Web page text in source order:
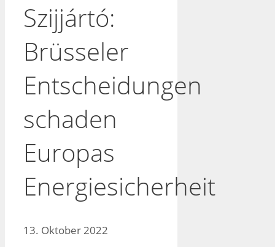
Szijjártó:
Brüsseler
Entscheidungen
schaden
Europas
Energiesicherheit
13. Oktober 2022